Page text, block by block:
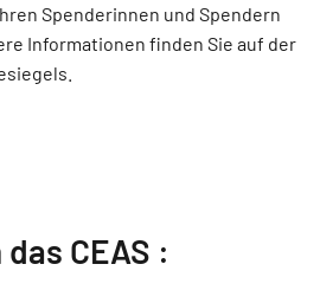
Spenderinnen und Spendern
Informationen finden Sie auf der
CEAS :